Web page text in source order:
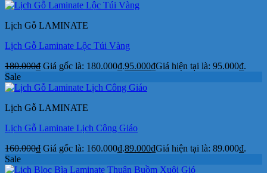
Lịch Gỗ LAMINATE
Lịch Gỗ Laminate Lộc Túi Vàng
180.000₫ Giá gốc là: 180.000₫.95.000₫Giá hiện tại là: 95.000₫.
Sale
Lịch Gỗ LAMINATE
Lịch Gỗ Laminate Lịch Công Giáo
160.000₫ Giá gốc là: 160.000₫.89.000₫Giá hiện tại là: 89.000₫.
Sale